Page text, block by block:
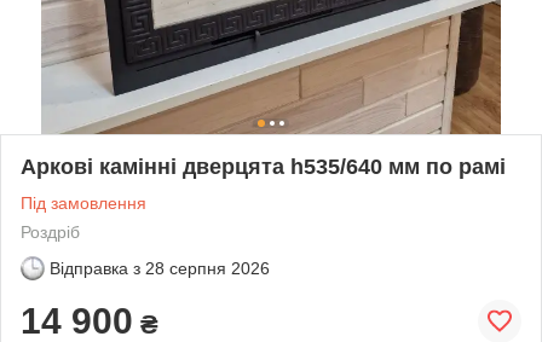
Аркові камінні дверцята h535/640 мм по рамі
Під замовлення
Роздріб
Відправка з 28 серпня 2026
14 900 ₴